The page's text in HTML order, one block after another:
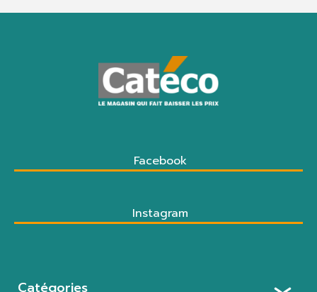
Facebook
Instagram
Catégories